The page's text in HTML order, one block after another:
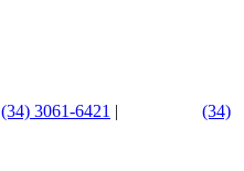
(34) 3061-6421 |
(34)